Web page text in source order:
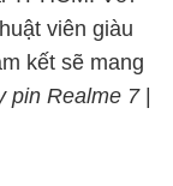
viên giàu
kết sẽ mang
pin Realme 7|